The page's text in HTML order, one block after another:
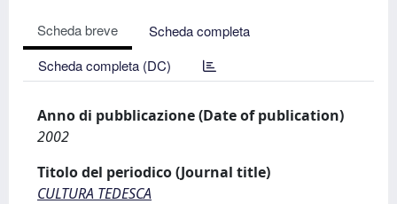
Scheda breve
Scheda completa
Scheda completa (DC)
Anno di pubblicazione (Date of publication)
2002
Titolo del periodico (Journal title)
CULTURA TEDESCA